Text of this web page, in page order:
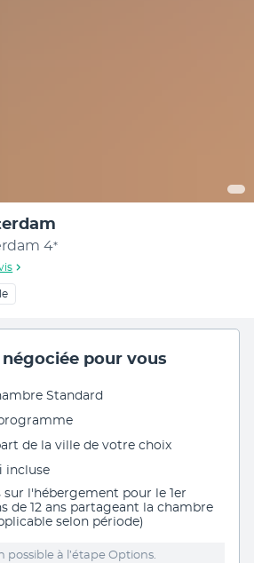
4*
négociée pour vous
Standard
de la ville de votre choix
incluse
sur l'hébergement pour le 1er
de 12 ans partageant la chambre
selon période)
possible à l’étape Options.